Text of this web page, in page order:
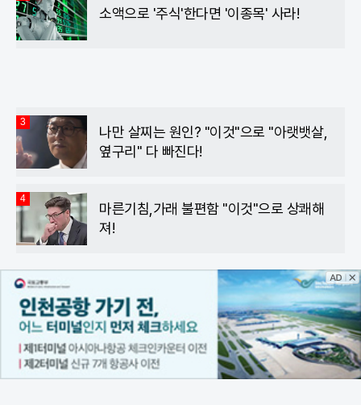
소액으로 '주식'한다면 '이종목' 사라!
3
나만 살찌는 원인? "이것"으로 "아랫뱃살,
옆구리" 다 빠진다!
4
마른기침,가래 불편함 "이것"으로 상쾌해
져!